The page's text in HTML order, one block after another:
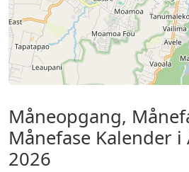
Måneopgang,
Månefase Kalender
2026